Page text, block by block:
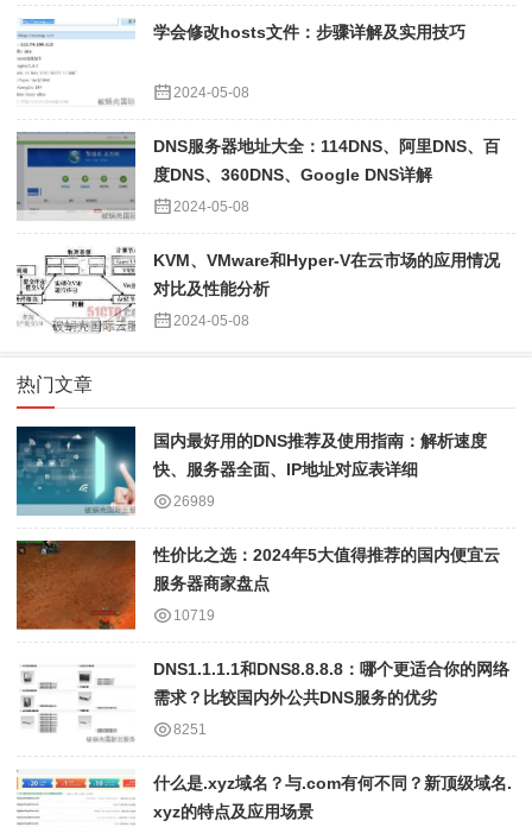
学会修改hosts文件：步骤详解及实用技巧
2024-05-08
DNS服务器地址大全：114DNS、阿里DNS、百
度DNS、360DNS、Google DNS详解
2024-05-08
KVM、VMware和Hyper-V在云市场的应用情况
对比及性能分析
2024-05-08
热门文章
国内最好用的DNS推荐及使用指南：解析速度
快、服务器全面、IP地址对应表详细
26989
性价比之选：2024年5大值得推荐的国内便宜云
服务器商家盘点
10719
DNS1.1.1.1和DNS8.8.8.8：哪个更适合你的网络
需求？比较国内外公共DNS服务的优劣
8251
什么是.xyz域名？与.com有何不同？新顶级域名.
xyz的特点及应用场景